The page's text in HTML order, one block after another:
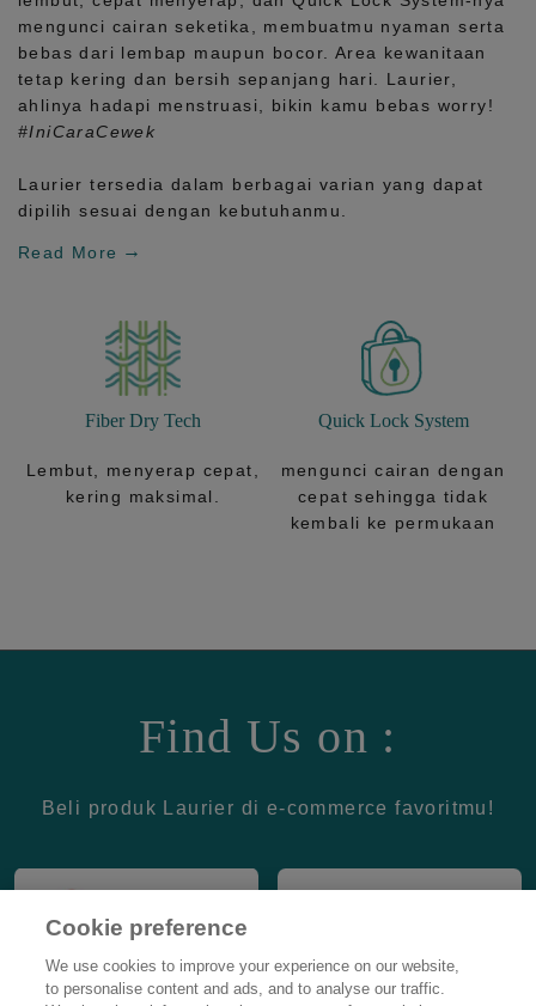
mengunci cairan seketika, membuatmu nyaman serta
bebas dari lembap maupun bocor. Area kewanitaan
tetap kering dan bersih sepanjang hari.
Laurier,
ahlinya hadapi menstruasi, bikin kamu bebas worry!
#IniCaraCewek
Laurier tersedia dalam berbagai varian yang dapat
dipilih sesuai dengan kebutuhanmu.
Read More
Fiber Dry Tech
Lembut, menyerap cepat,
kering maksimal.
Quick Lock System
mengunci cairan dengan
cepat sehingga tidak
kembali ke permukaan
Find Us on :
Beli produk Laurier di e-commerce favoritmu!
Cookie preference
We use cookies to improve your experience on our website,
to personalise content and ads, and to analyse our traffic.